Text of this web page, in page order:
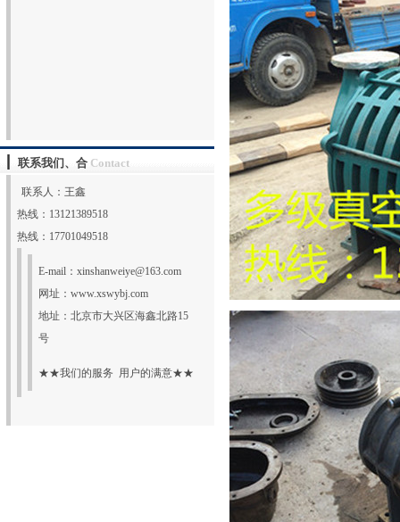
联系我们、合 Contact
联系人：王鑫
热线：13121389518
热线：17701049518
E-mail： xinshanweiye@163.com
网址： www.xswybj.com
地址：北京市大兴区海鑫北路15
号
★★我们的服务 用户的满意★★